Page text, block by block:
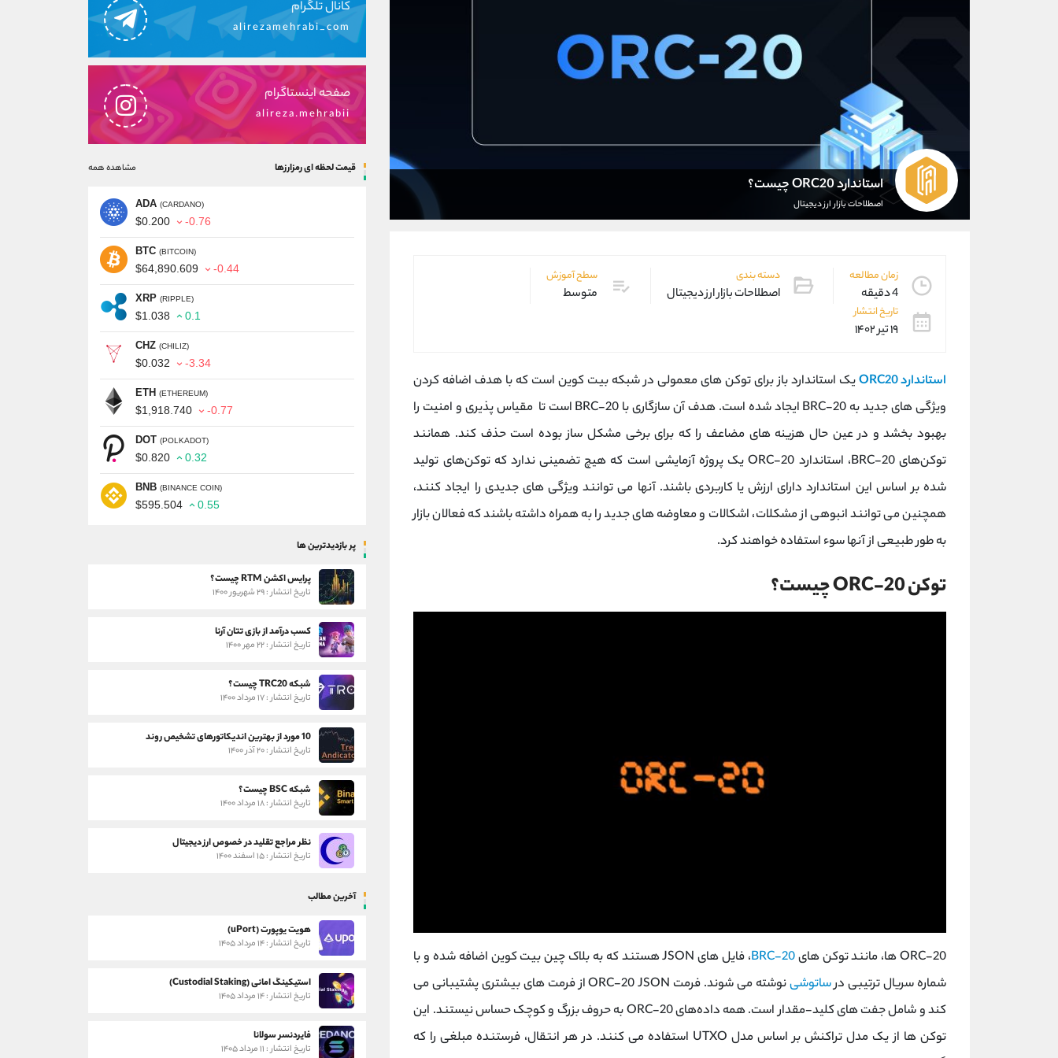
استاندارد ORC20 چیست؟
اصطلاحات بازار ارز دیجیتال
زمان مطالعه
4 دقیقه
دسته بندی
اصطلاحات بازار ارز دیجیتال
سطح آموزش
متوسط
تاریخ انتشار
۱۹ تیر ۱۴۰۲
استاندارد ORC20
یک استاندارد باز برای توکن های معمولی در شبکه بیت کوین است که با هدف اضافه کردن
ویژگی های جدید به BRC-20 ایجاد شده است. هدف آن سازگاری با BRC-20 است تا مقیاس پذیری و امنیت را
بهبود بخشد و در عین حال هزینه های مضاعف را که برای برخی مشکل ساز بوده است حذف کند. همانند
توکن‌های BRC-20، استاندارد ORC-20 یک پروژه آزمایشی است که هیچ تضمینی ندارد که توکن‌های تولید
شده بر اساس این استاندارد دارای ارزش یا کاربردی باشند. آنها می توانند ویژگی های جدیدی را ایجاد کنند،
همچنین می توانند انبوهی از مشکلات، اشکالات و معاوضه های جدید را به همراه داشته باشند که فعالان بازار
به طور طبیعی از آنها سوء استفاده خواهند کرد.
توکن ORC-20 چیست؟
ORC-20 ها، مانند توکن های BRC-20
، فایل های JSON هستند که به بلاک چین بیت کوین اضافه شده و با
شماره سریال ترتیبی درساتوشی
نوشته می شوند. فرمت ORC-20 JSON از فرمت های بیشتری پشتیبانی می
کند و شامل جفت های کلید-مقدار است. همه داده‌های ORC-20 به حروف بزرگ و کوچک حساس نیستند. این
توکن ها از یک مدل تراکنش بر اساس مدل UTXO استفاده می کنند. در هر انتقال، فرستنده مبلغی را که
کانال تلگرام
alirezamehrabi_com
صفحه اینستاگرام
alireza.mehrabii
قیمت لحظه ای رمزارزها مشاهده همه
ADA (CARDANO)
$0.200 -0.76
BTC (BITCOIN)
$64,890.609 -0.44
XRP (RIPPLE)
$1.038 0.1
CHZ (CHILIZ)
$0.032 -3.34
ETH (ETHEREUM)
$1,918.740 -0.77
DOT (POLKADOT)
$0.820 0.32
BNB (BINANCE COIN)
$595.504 0.55
پر بازدیدترین ها
پرایس اکشن RTM چیست؟
تاریخ انتشار : ۲۹ شهریور ۱۴۰۰
کسب درآمد از بازی تتان آرنا
تاریخ انتشار : ۲۲ مهر ۱۴۰۰
شبکه TRC20 چیست؟
تاریخ انتشار : ۱۷ مرداد ۱۴۰۰
10 مورد از بهترین اندیکاتورهای تشخیص روند
تاریخ انتشار : ۲۰ آذر ۱۴۰۰
شبکه BSC چیست؟
تاریخ انتشار : ۱۸ مرداد ۱۴۰۰
نظر مراجع تقلید در خصوص ارز دیجیتال
تاریخ انتشار : ۱۵ اسفند ۱۴۰۰
آخرین مطالب
هویت یوپورت (uPort)
تاریخ انتشار : ۱۴ مرداد ۱۴۰۵
استیکینگ امانی (Custodial Staking)
تاریخ انتشار : ۱۴ مرداد ۱۴۰۵
فایردنسر سولانا
تاریخ انتشار : ۱۱ مرداد ۱۴۰۵